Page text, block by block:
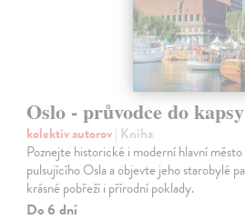
Oslo - průvodce do kapsy
kolektív autorov| Kniha
Poznejte historické i moderní hlavní
pulsujícího Osla a objevte jeho starobylé
krásné pobřeží i přírodní poklady.
Do 6 dní